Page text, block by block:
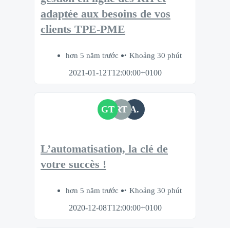
adaptée aux besoins de vos
clients TPE-PME
hơn 5 năm trước
Khoảng 30 phút
2021-01-12T12:00:00+0100
GT RT A.
L’automatisation, la clé de
votre succès !
hơn 5 năm trước
Khoảng 30 phút
2020-12-08T12:00:00+0100